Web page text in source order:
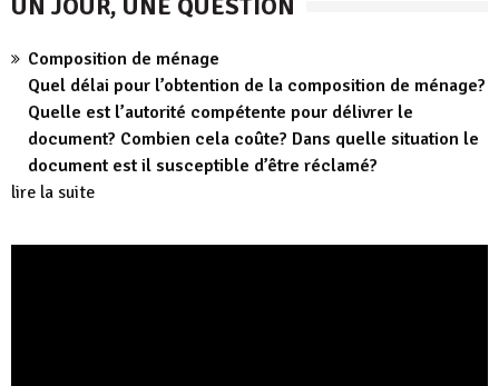
UN JOUR, UNE QUESTION
Composition de ménage
Quel délai pour l’obtention de la composition de ménage?
Quelle est l’autorité compétente pour délivrer le
document? Combien cela coûte? Dans quelle situation le
document est il susceptible d’être réclamé?
lire la suite